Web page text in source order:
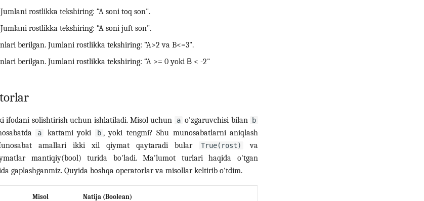
rostlikka tekshiring: “A soni toq son".
rostlikka tekshiring: “A soni juft son".
berilgan. Jumlani rostlikka tekshiring: ”A>2 va B<=3".
berilgan. Jumlani rostlikka tekshiring: “A >= 0 yoki В < -2"
ifodani solishtirish uchun ishlatiladi. Misol uchun a o'zgaruvchisi bilan b
a kattami yoki b , yoki tengmi? Shu munosabatlarni aniqlash
amallari ikki xil qiymat qaytaradi bular
True(rost) va
mantiqiy(bool) turida bo'ladi. Ma'lumot turlari haqida o'tgan
gaplashganmiz. Quyida boshqa operatorlar va misollar keltirib o'tdim.
Misol Natija (Boolean)